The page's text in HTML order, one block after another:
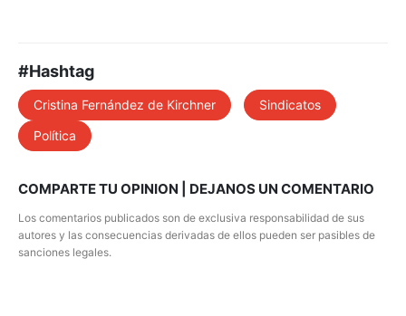
#Hashtag
Cristina Fernández de Kirchner
Sindicatos
Política
COMPARTE TU OPINION | DEJANOS UN COMENTARIO
Los comentarios publicados son de exclusiva responsabilidad de sus
autores y las consecuencias derivadas de ellos pueden ser pasibles de
sanciones legales.